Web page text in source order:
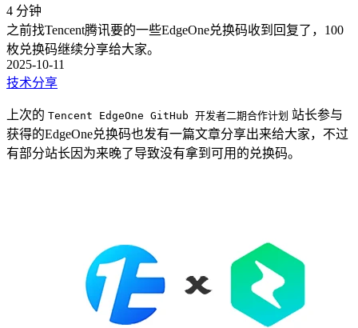
4 分钟
之前找Tencent腾讯要的一些EdgeOne兑换码收到回复了，100
枚兑换码继续分享给大家。
2025-10-11
技术分享
上次的 Tencent EdgeOne GitHub 开发者二期合作计划 站长参与
获得的EdgeOne兑换码也发有一篇文章分享出来给大家，不过
有部分站长因为来晚了导致没有拿到可用的兑换码。